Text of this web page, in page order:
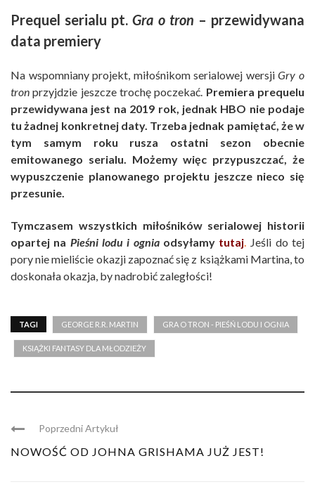
Prequel serialu pt.Gra o tron – przewidywana
data premiery
Na wspomniany projekt, miłośnikom serialowej wersjiGry o
tron przyjdzie jeszcze trochę poczekać. Premiera prequelu
przewidywana jest na 2019 rok, jednak HBO nie podaje
tu żadnej konkretnej daty. Trzeba jednak pamiętać, że w
tym samym roku rusza ostatni sezon obecnie
emitowanego serialu. Możemy więc przypuszczać, że
wypuszczenie planowanego projektu jeszcze nieco się
przesunie.
Tymczasem wszystkich miłośników serialowej historii
opartej na Pieśni lodu i ogniaodsyłamy tutaj
Jeśli do tej
pory nie mieliście okazji zapoznać się z książkami Martina, to
doskonała okazja, by nadrobić zaległości!
TAGI GEORGE R.R. MARTIN GRA O TRON - PIEŚŃ LODU I OGNIA
KSIĄŻKI FANTASY DLA MŁODZIEŻY
Poprzedni Artykuł
NOWOŚĆ OD JOHNA GRISHAMA JUŻ JEST!